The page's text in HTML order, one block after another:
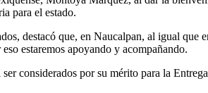
para el estado.
destacó que, en Naucalpan, al igual
estaremos apoyando y acompañando.
considerados por su mérito para la